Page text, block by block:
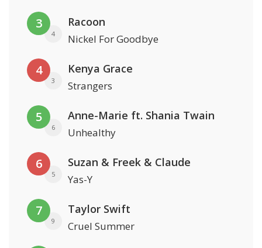
3
4
Racoon
Nickel For Goodbye
4
3
Kenya Grace
Strangers
5
6
Anne-Marie ft. Shania Twain
Unhealthy
6
5
Suzan & Freek & Claude
Yas-Y
7
9
Taylor Swift
Cruel Summer